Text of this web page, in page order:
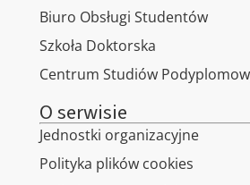
Biuro Obsługi Studentów
Szkoła Doktorska
Centrum Studiów
O serwisie
Jednostki organizacyjne
Polityka plików cookies